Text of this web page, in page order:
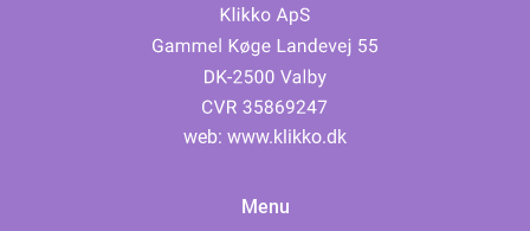
web: www.klikko.dk
Menu